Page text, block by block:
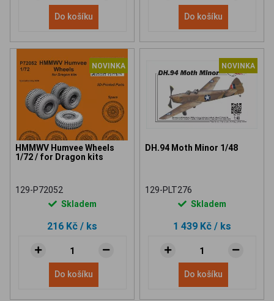
Do košíku Do košíku
NOVINKA
HMMWV Humvee Wheels
1/72 / for Dragon kits
129-P72052
Skladem
216 Kč / ks
Do košíku
NOVINKA
DH.94 Moth Minor 1/48
129-PLT276
Skladem
1 439 Kč / ks
Do košíku